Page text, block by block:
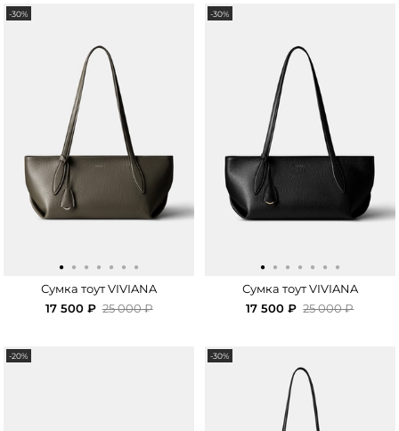
-30%
·······
Сумка тоут VIVIANA
17 500 ₽ 25 000 ₽
-30%
·······
Сумка тоут VIVIANA
17 500 ₽ 25 000 ₽
-20% -30%